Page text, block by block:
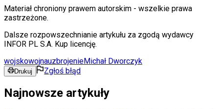
Materiał chroniony prawem autorskim - wszelkie prawa
zastrzeżone.
Dalsze rozpowszechnianie artykułu za zgodą wydawcy
INFOR PL S.A. Kup licencję.
wojskowojnauzbrojenieMichał Dworczyk
Drukuj Zgłoś błąd
Najnowsze artykuły